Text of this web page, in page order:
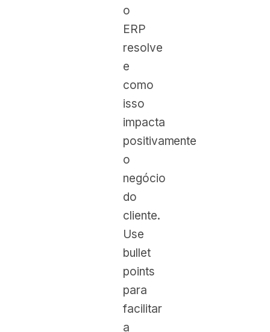
o
ERP
resolve
e
como
isso
impacta
positivamente
o
negócio
do
cliente.
Use
bullet
points
para
facilitar
a